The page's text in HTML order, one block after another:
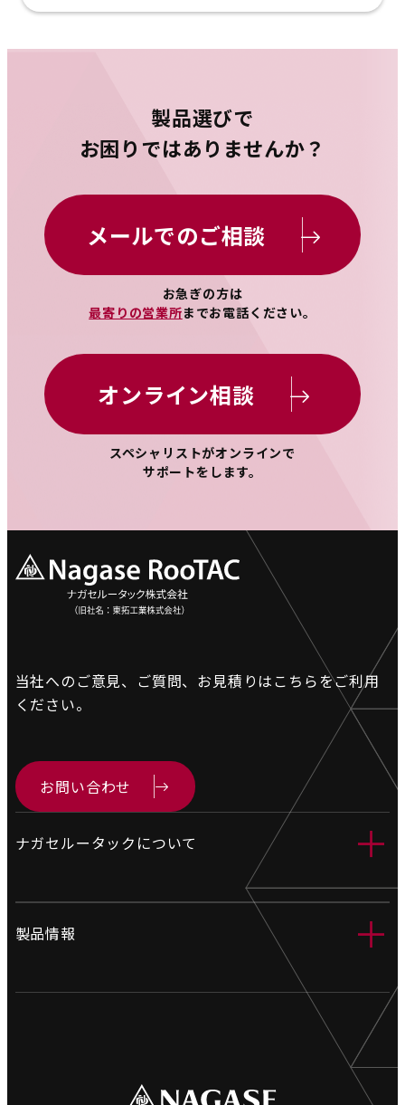
製品選びで
お困りではありませんか？
メールでのご相談
お急ぎの方は
最寄りの営業所までお電話ください。
オンライン相談
スペシャリストがオンラインで
サポートをします。
ナガセルータックについて ＋
会社情報
営業拠点
製品情報 ＋
工業用ホース
当社へのご意見、ご質問、お見積りはこちらをご利用
ください。
お問い合わせ